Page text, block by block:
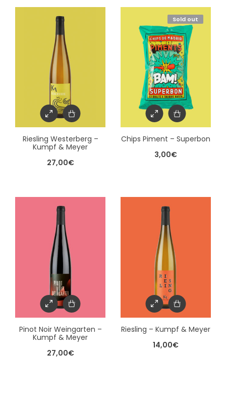
Riesling Westerberg –
Kumpf & Meyer
27,00€
Sold out
Chips Piment – Superbon
3,00€
Pinot Noir Weingarten –
Kumpf & Meyer
27,00€
Riesling – Kumpf & Meyer
14,00€